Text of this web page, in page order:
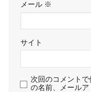
メール ※
サイト
次回のコメント
の名前、メールア